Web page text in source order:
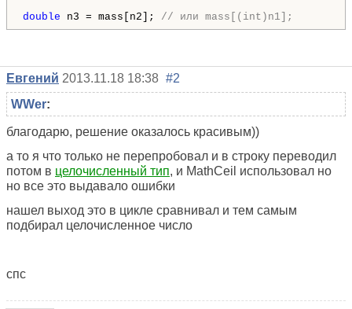
double n3 = mass[n2]; // или mass[(int)n1];
Евгений 2013.11.18 18:38 #2
WWer:
благодарю, решение оказалось красивым))
а то я что только не перепробовал и в строку переводил
потом в целочисленный тип, и MathCeil использовал но
но все это выдавало ошибки
нашел выход это в цикле сравнивал и тем самым
подбирал целочисленное число
спс